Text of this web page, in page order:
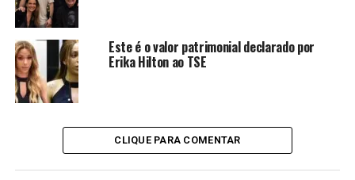
teria passado de ano dessa forma. Entretanto, a
jornalista acabou dando uma resposta afiada para a
apresentadora:
“Menina, e eu passei bem, sabia? Por
incrível que pareça. Fui primeiro lugar do meu
vestibular”.
acabaram rindo da situação e da tentativa de fazer a
experiência dar certo. O ex-BBB Gil do Vigor também
Este é o valor patrimonial declarado por
Erika Hilton ao TSE
CLIQUE PARA COMENTAR